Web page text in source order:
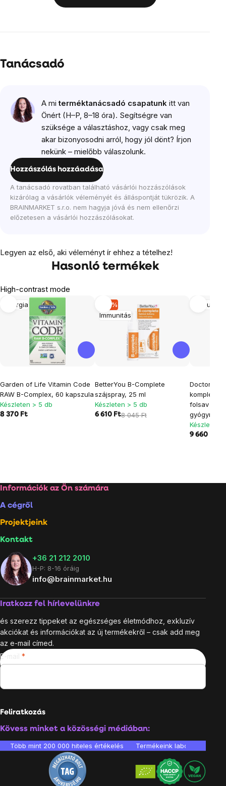
Tanácsadó
A miterméktanácsadó csapatunk itt van
Önért (H–P, 8–18 óra). Segítségre van
szüksége a választáshoz, vagy csak meg
akar bizonyosodni arról, hogy jól dönt? Írjon
nekünk – mielőbb válaszolunk.
Hozzászólás hozzáadása
A tanácsadó rovatban található vásárlói hozzászólások
kizárólag a vásárlók véleményét és álláspontját tükrözik. A
BRAINMARKET s.r.o. nem hagyja jóvá és nem ellenőrzi
előzetesen a vásárlói hozzászólásokat.
Legyen az első, aki véleményt ír ehhez a tételhez!
Hasonló termékek
High-contrast mode
Energia
Garden of Life Vitamin Code
RAW B-Complex, 60 kapszula
Készleten > 5 db
8 370 Ft
Immunitás
-18 %
BetterYou B-Complete
szájspray, 25 ml
Készleten > 5 db
6 610 Ft8 045 Ft
Immunitás
Doctor's
komplexje
folsav
Készleten
9 660 Ft
Lábléc
Információk az Ön számára
A cégről
Projektjeink
Kontakt
+36 21 212 2010
H-P: 8-16 óráig
info@brainmarket.hu
Iratkozz fel hírlevelünkre
és szerezz tippeket az egészséges életmódhoz, exkluzív
akciókat és információkat az új termékekről – csak add meg
az e-mail címed.
E-mail
Feliratkozás
Kövess minket a közösségi médiában:
Több mint 200 000 hiteles értékelés Termékeink